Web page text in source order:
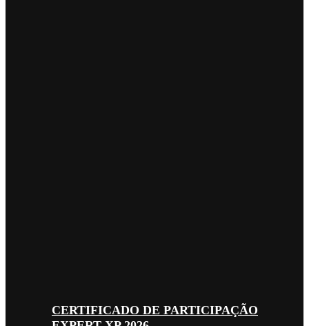
CERTIFICADO DE PARTICIPAÇÃO